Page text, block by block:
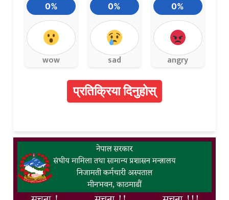
0%
wow
0%
sad
0%
angry
प्रतिक्रिया दिनुहोस्